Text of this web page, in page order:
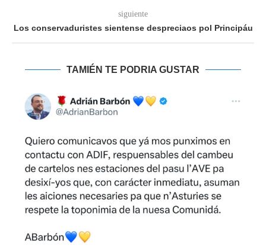
siguiente
Los conservaduristes sientense despreciaos pol Principáu
TAMIÉN TE PODRIA GUSTAR